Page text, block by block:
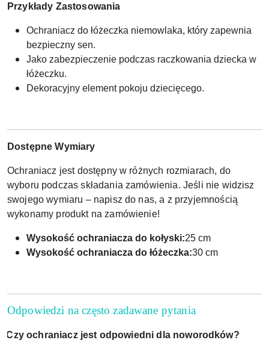
Przykłady Zastosowania
Ochraniacz do łóżeczka niemowlaka, który zapewnia
bezpieczny sen.
Jako zabezpieczenie podczas raczkowania dziecka w
łóżeczku.
Dekoracyjny element pokoju dziecięcego.
Dostępne Wymiary
Ochraniacz jest dostępny w różnych rozmiarach, do
wyboru podczas składania zamówienia. Jeśli nie widzisz
swojego wymiaru – napisz do nas, a z przyjemnością
wykonamy produkt na zamówienie!
Wysokość ochraniacza do kołyski:25 cm
Wysokość ochraniacza do łóżeczka:30 cm
Odpowiedzi na często zadawane pytania
Czy ochraniacz jest odpowiedni dla noworodków?